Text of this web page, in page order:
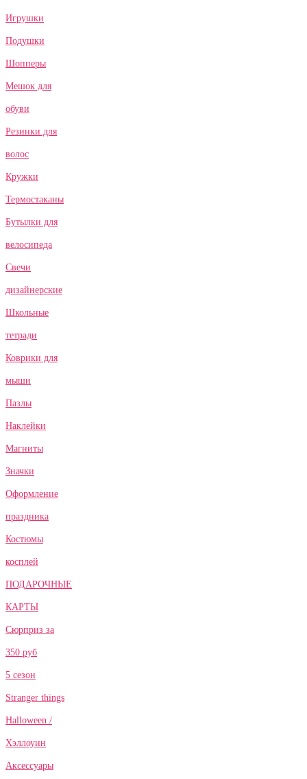
Игрушки
Подушки
Шопперы
Мешок для
обуви
Резинки для
волос
Кружки
Термостаканы
Бутылки для
велосипеда
Свечи
дизайнерские
Школьные
тетради
Коврики для
мыши
Пазлы
Наклейки
Магниты
Значки
Оформление
праздника
Костюмы
косплей
ПОДАРОЧНЫЕ
КАРТЫ
Сюрприз за
350 руб
5 сезон
Stranger things
Halloween /
Хэллоуин
Аксессуары